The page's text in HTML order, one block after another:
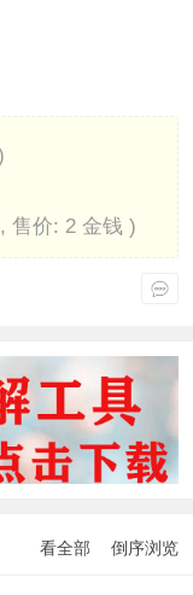
售价: 2 金钱 )
看全部 倒序浏览